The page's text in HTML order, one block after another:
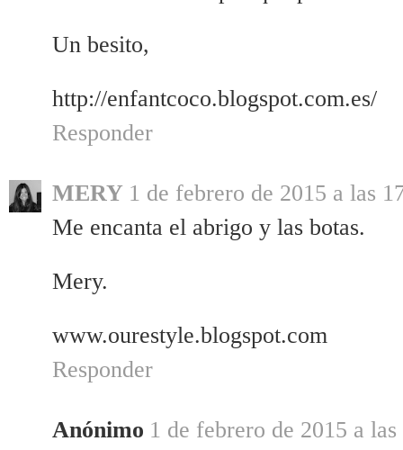
Un besito,
http://enfantcoco.blogspot.com.es/
Responder
MERY 1 de febrero de 2015 a las
Me encanta el abrigo y las botas.
Mery.
www.ourestyle.blogspot.com
Responder
Anónimo 1 de febrero de 2015 a